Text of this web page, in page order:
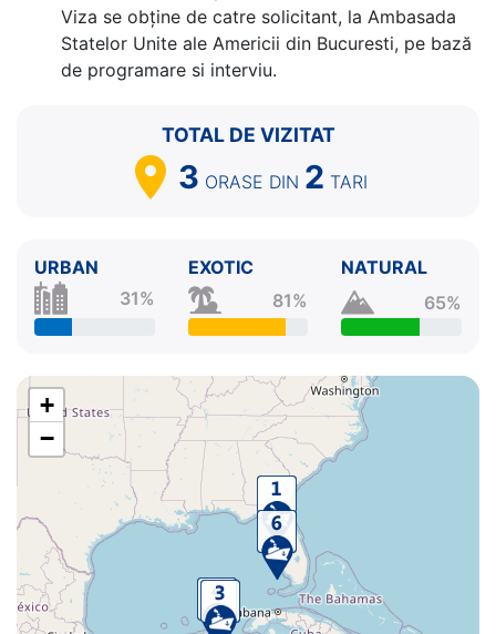
Viza se obține de catre solicitant, la Ambasada
Statelor Unite ale Americii din Bucuresti, pe bază
de programare si interviu.
TOTAL DE VIZITAT
3 ORASE DIN 2 TARI
URBAN
31%
EXOTIC
81%
NATURAL
65%
+
−